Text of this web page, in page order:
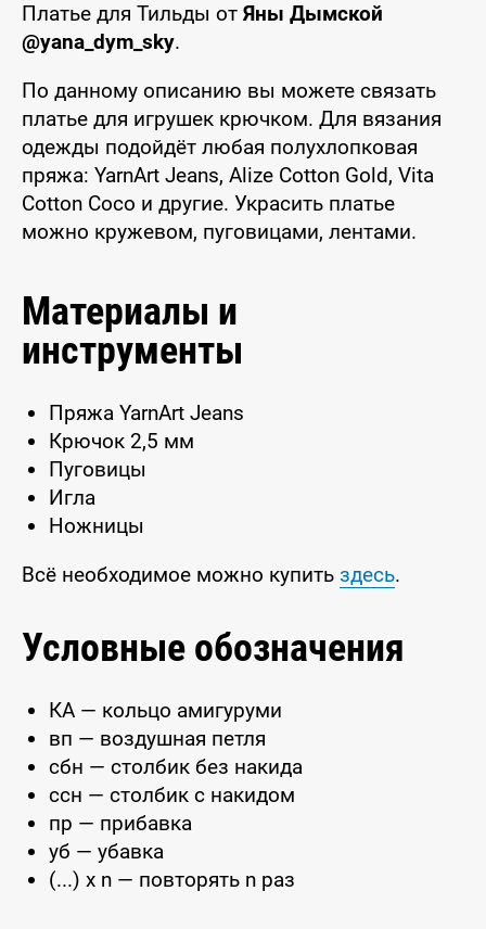
Платье для Тильды от Яны Дымской
@yana_dym_sky.
По данному описанию вы можете связать
платье для игрушек крючком. Для вязания
одежды подойдёт любая полухлопковая
пряжа: YarnArt Jeans, Alize Cotton Gold, Vita
Cotton Coco и другие. Украсить платье
можно кружевом, пуговицами, лентами.
Материалы и
инструменты
Пряжа YarnArt Jeans
Крючок 2,5 мм
Пуговицы
Игла
Ножницы
Всё необходимое можно купить здесь.
Условные обозначения
КА — кольцо амигуруми
вп — воздушная петля
сбн — столбик без накида
ссн — столбик с накидом
пр — прибавка
уб — убавка
(...) x n — повторять n раз